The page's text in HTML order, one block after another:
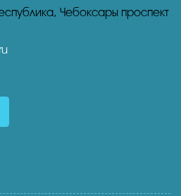
Чебоксары проспект